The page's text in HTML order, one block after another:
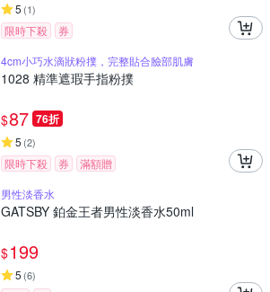
5 (1)
限時下殺
券
4cm小巧水滴狀粉撲，完整貼合臉部肌膚
1028 精準遮瑕手指粉撲
$87 76折
5 (2)
限時下殺 券
滿額贈
男性淡香水
GATSBY 鉑金王者男性淡香水50ml
$199
5 (6)